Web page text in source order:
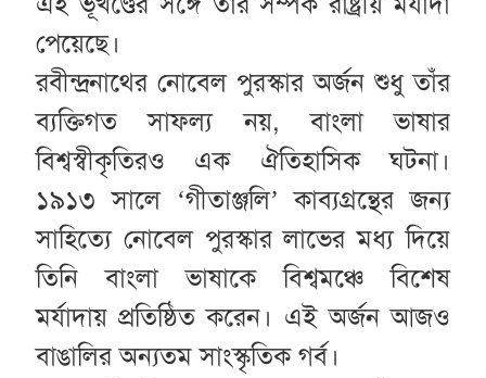
পেয়েছে।
রবীন্দ্রনাথের নোবেল পুরস্কার অর্জন শুধু তাঁর
ব্যক্তিগত সাফল্য নয়, বাংলা ভাষার
বিশ্বস্বীকৃতিরও এক ঐতিহাসিক ঘটনা।
১৯১৩ সালে ‘গীতাঞ্জলি’ কাব্যগ্রন্থের জন্য
সাহিত্যে নোবেল পুরস্কার লাভের মধ্য দিয়ে
তিনি বাংলা ভাষাকে বিশ্বমঞ্চে বিশেষ
মর্যাদায় প্রতিষ্ঠিত করেন। এই অর্জন আজও
বাঙালির অন্যতম সাংস্কৃতিক গর্ব।